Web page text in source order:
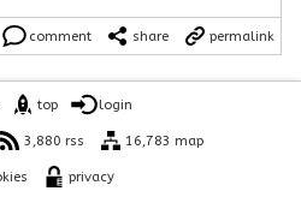
comment share permalink
top login
3,880 rss 16,783 map
privacy